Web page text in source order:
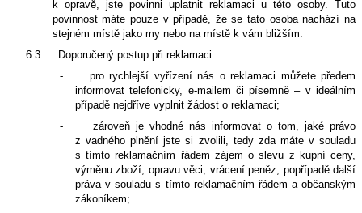
k opravě, jste povinni uplatnit reklamaci u této osoby. Tuto
povinnost máte pouze v případě, že se tato osoba nachází na
stejném místě jako my nebo na místě k vám bližším.
6.3.
Doporučený postup při reklamaci:
-
pro rychlejší vyřízení nás o reklamaci můžete předem
informovat telefonicky, e-mailem či písemně – v ideálním
případě nejdříve vyplnit žádost o reklamaci;
-
zároveň je vhodné nás informovat o tom, jaké právo
z vadného plnění jste si zvolili, tedy zda máte v souladu
s tímto reklamačním řádem zájem o slevu z kupní ceny,
výměnu zboží, opravu věci, vrácení peněz, popřípadě další
práva v souladu s tímto reklamačním řádem a občanským
zákoníkem;